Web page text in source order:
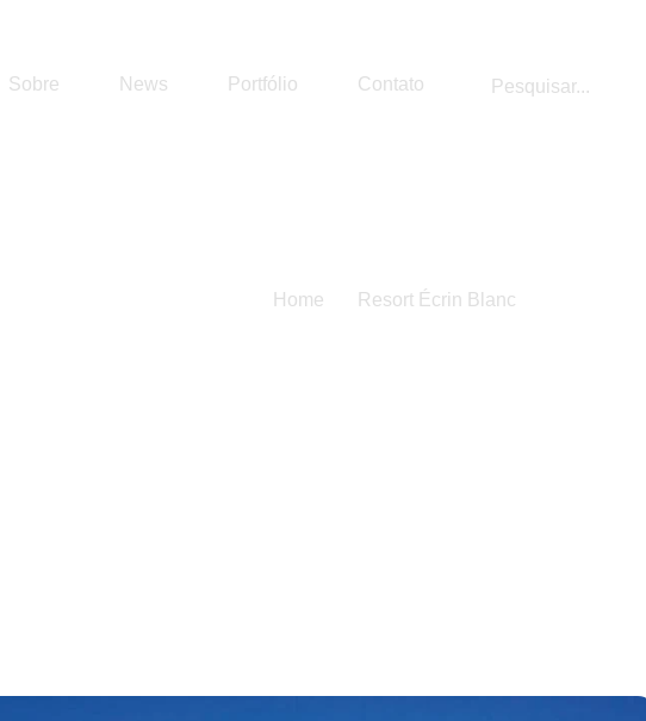
Sobre News Portfólio Contato
Home Resort Écrin Blanc